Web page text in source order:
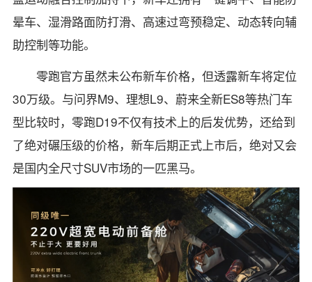
晕车、湿滑路面防打滑、高速过弯预稳定、动态转向辅
助控制等功能。
零跑官方虽然未公布新车价格，但透露新车将定位
30万级。与问界M9、理想L9、蔚来全新ES8等热门车
型比较时，零跑D19不仅有技术上的后发优势，还给到
了绝对碾压级的价格，新车后期正式上市后，绝对又会
是国内全尺寸SUV市场的一匹黑马。